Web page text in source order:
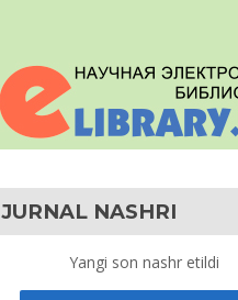
JURNAL NASHRI
Yangi son nashr etildi